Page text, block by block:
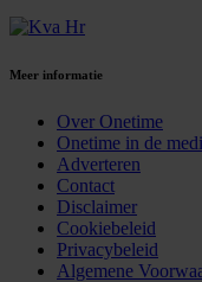
Meer informatie
Over Onetime
Onetime in de
Adverteren
Contact
Disclaimer
Cookiebeleid
Privacybeleid
Algemene